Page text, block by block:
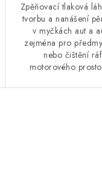
Zpěňovací tlaková
tvorbu a nanášení
v myčkách aut a
zejména pro
nebo čištění
motorového